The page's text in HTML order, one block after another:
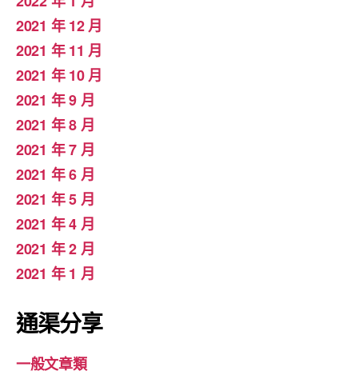
2021 年 12 月
2021 年 11 月
2021 年 10 月
2021 年 9 月
2021 年 8 月
2021 年 7 月
2021 年 6 月
2021 年 5 月
2021 年 4 月
2021 年 2 月
2021 年 1 月
通渠分享
一般文章類